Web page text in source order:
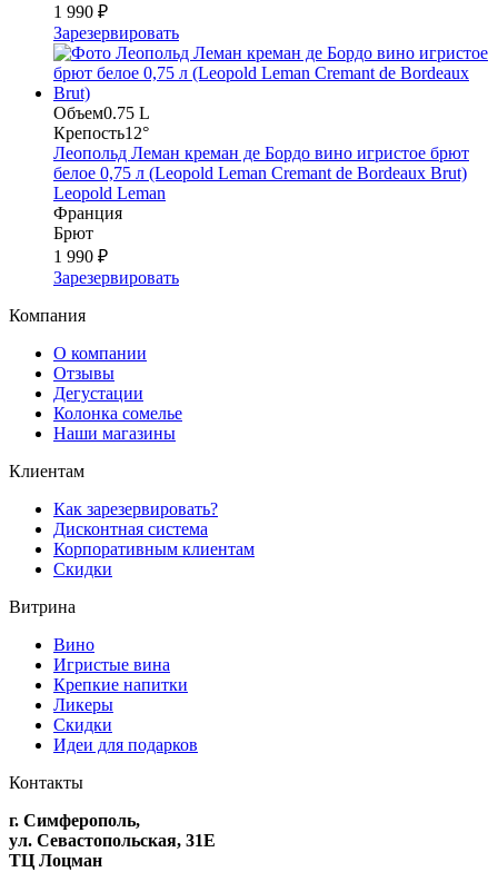
1 990 ₽
Зарезервировать
Объем0.75 L
Крепость12°
Леопольд Леман креман де Бордо вино игристое брют
белое 0,75 л (Leopold Leman Cremant de Bordeaux Brut)
Leopold Leman
Франция
Брют
1 990 ₽
Зарезервировать
Компания
О компании
Отзывы
Дегустации
Колонка сомелье
Наши магазины
Клиентам
Как зарезервировать?
Дисконтная система
Корпоративным клиентам
Скидки
Витрина
Вино
Игристые вина
Крепкие напитки
Ликеры
Скидки
Идеи для подарков
Контакты
г. Симферополь,
ул. Севастопольская, 31Е
ТЦ Лоцман